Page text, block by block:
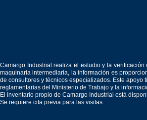
Camargo Industrial realiza el estudio y la
maquinaria intermediaria, la información es
de consultores y técnicos especializados. Este
reglamentarias del Ministerio de Trabajo y la
El inventario propio de Camargo Industrial está
Se requiere cita previa para las visitas.